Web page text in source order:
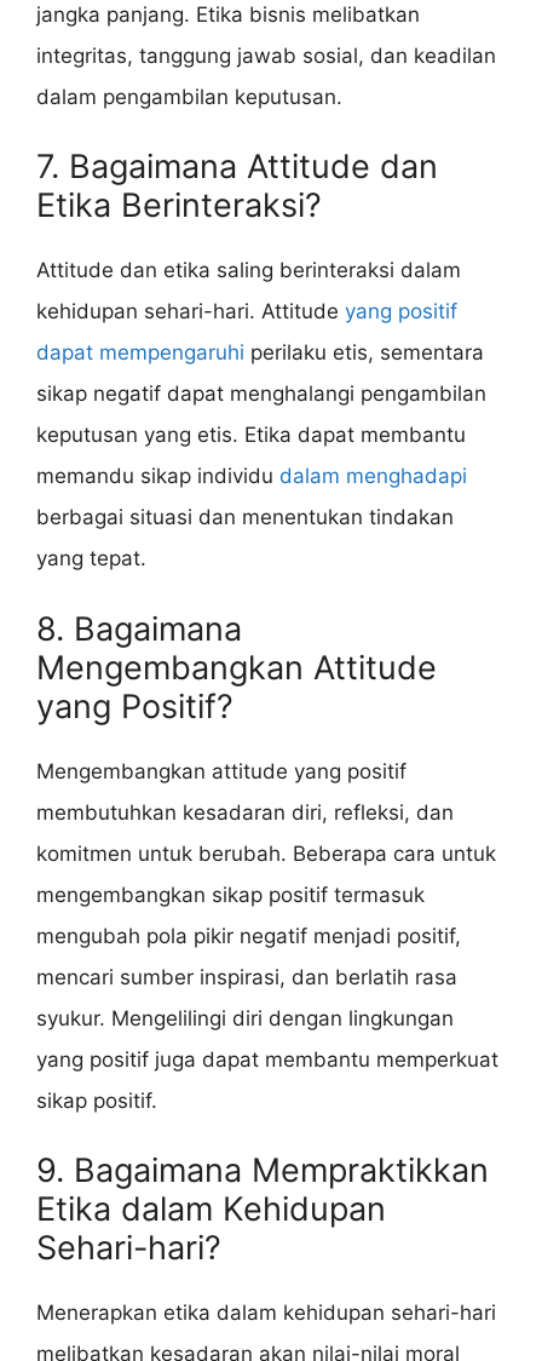
jangka panjang. Etika bisnis melibatkan
integritas, tanggung jawab sosial, dan keadilan
dalam pengambilan keputusan.
7. Bagaimana Attitude dan
Etika Berinteraksi?
Attitude dan etika saling berinteraksi dalam
kehidupan sehari-hari. Attitude yang positif
dapat mempengaruhi perilaku etis, sementara
sikap negatif dapat menghalangi pengambilan
keputusan yang etis. Etika dapat membantu
memandu sikap individu dalam menghadapi
berbagai situasi dan menentukan tindakan
yang tepat.
8. Bagaimana
Mengembangkan Attitude
yang Positif?
Mengembangkan attitude yang positif
membutuhkan kesadaran diri, refleksi, dan
komitmen untuk berubah. Beberapa cara untuk
mengembangkan sikap positif termasuk
mengubah pola pikir negatif menjadi positif,
mencari sumber inspirasi, dan berlatih rasa
syukur. Mengelilingi diri dengan lingkungan
yang positif juga dapat membantu memperkuat
sikap positif.
9. Bagaimana Mempraktikkan
Etika dalam Kehidupan
Sehari-hari?
Menerapkan etika dalam kehidupan sehari-hari
melibatkan kesadaran akan nilai-nilai moral